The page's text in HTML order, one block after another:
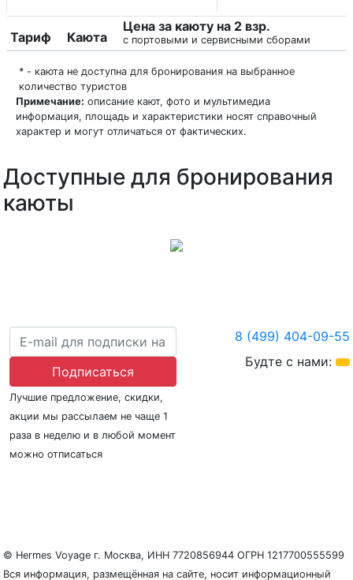
Тариф Каюта
Цена за каюту на 2 взр.
с портовыми и сервисными сборами
* - каюта не доступна для бронирования на выбранное
количество туристов
Примечание: описание кают, фото и мультимедиа
информация, площадь и характеристики носят справочный
характер и могут отличаться от фактических.
Доступные для бронирования
каюты
© Hermes Voyage г. Москва, ИНН 7720856944 ОГРН 1217700555599
Вся информация, размещённая на сайте, носит информационный
Подписаться
Лучшие предложение, скидки,
акции мы рассылаем не чаще 1
раза в неделю и в любой момент
можно отписаться
8 (499) 404-09-55
Будте с нами: